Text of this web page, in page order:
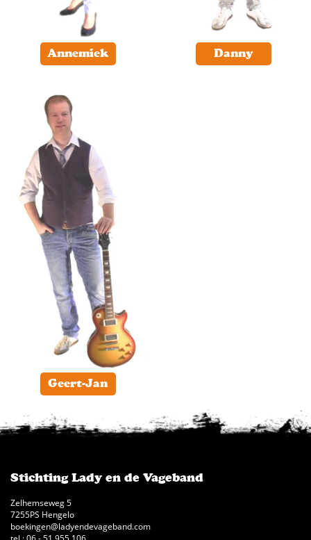
Annemiek Danny
Geert-Jan
Stichting Lady en de Vageband
Zelhemseweg 5
7255PS Hengelo
boekingen@ladyendevageband.com